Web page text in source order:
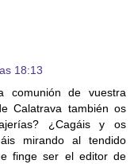
18:13
comunión de vuestra
Calatrava también os
¿Cagáis y os
mirando al tendido
finge ser el editor de